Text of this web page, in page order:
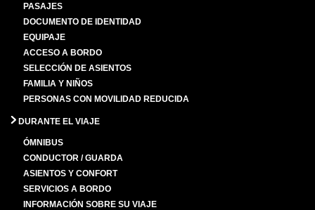
PASAJES
DOCUMENTO DE IDENTIDAD
EQUIPAJE
ACCESO A BORDO
SELECCIÓN DE ASIENTOS
FAMILIA Y NIÑOS
PERSONAS CON MOVILIDAD REDUCIDA
DURANTE EL VIAJE
ÓMNIBUS
CONDUCTOR / GUARDA
ASIENTOS Y CONFORT
SERVICIOS A BORDO
INFORMACIÓN SOBRE SU VIAJE